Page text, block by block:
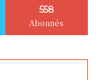
558
Abonnés